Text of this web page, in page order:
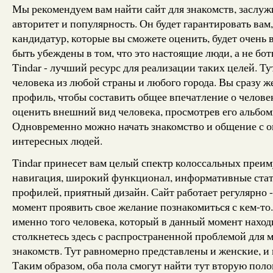
Мы рекомендуем вам найти сайт для знакомств,
авторитет и популярность. Он будет гарантировать
кандидатур, которые вы сможете оценить, будет
быть убеждены в том, что это настоящие люди, а не
Tindar - лучший ресурс для реализации таких целей.
человека из любой страны и любого города. Вы сразу
профиль, чтобы составить общее впечатление о
оценить внешний вид человека, просмотрев его
Одновременно можно начать знакомство и общение с
интересных людей.
Tindar принесет вам целый спектр колоссальных
навигация, широкий функционал, информативные
профилей, приятный дизайн. Сайт работает
момент проявить свое желание познакомиться с кем-
именно того человека, который в данный момент
столкнетесь здесь с распространенной проблемой для
знакомств. Тут равномерно представлены и женские,
Таким образом, оба пола смогут найти тут вторую